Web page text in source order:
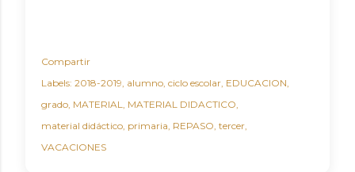
Compartir
Labels: 2018-2019 alumno ciclo escolar EDUCACION
grado MATERIAL MATERIAL DIDACTICO
material didáctico primaria REPASO tercer
VACACIONES